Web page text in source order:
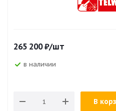
265 200₽/шт
в наличии
В